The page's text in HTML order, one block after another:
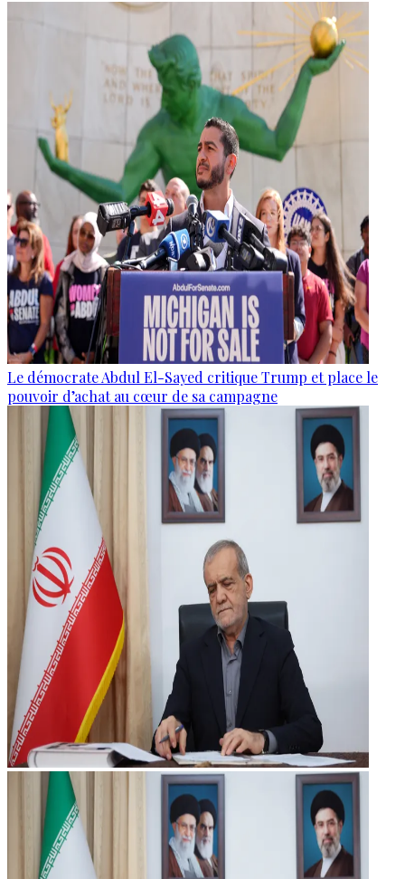
Le démocrate Abdul El-Sayed critique Trump et place le
pouvoir d’achat au cœur de sa campagne